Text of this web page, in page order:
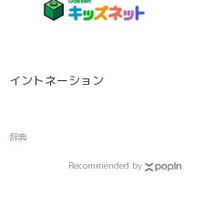
イントネーション
辞典
Recommended by